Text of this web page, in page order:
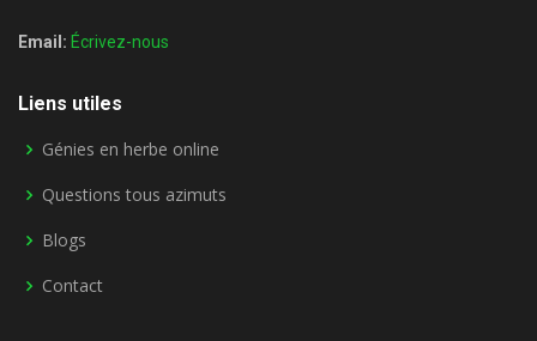
Email: Écrivez-nous
Liens utiles
Génies en herbe online
Questions tous azimuts
Blogs
Contact